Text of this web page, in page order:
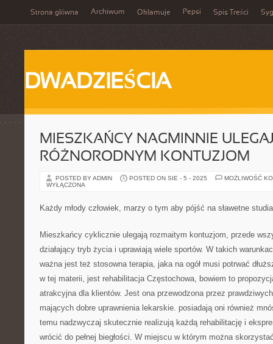
Strona główna Archiwum Okłamuje Pepsi Spis Treści
DWADZIEŚCIA
MIESZKAŃCY NAGMINNIE
RÓŻNORODNYM KONTUZJOM
POSTED BY ADMIN POSTED ON SIE - 5 - 2025
MOŻLIWOŚĆ
WYŁĄCZONA
Każdy młody człowiek, marzy o tym aby pójść na sławetne studia
Mieszkańcy cyklicznie ulegają rozmaitym kontuzjom, przede
działający tryb życia i uprawiają wiele sportów. W takich
ważna jest też stosowna terapia, jaka na ogół musi potrwać
w tej materii, jest rehabilitacja Częstochowa, bowiem to
atrakcyjna dla klientów. Jest ona przewodzona przez
mających dobre uprawnienia lekarskie. posiadają oni również
temu nadzwyczaj skutecznie realizują każdą rehabilitację i
wrócić do pełnej biegłości. W miejscu w którym można